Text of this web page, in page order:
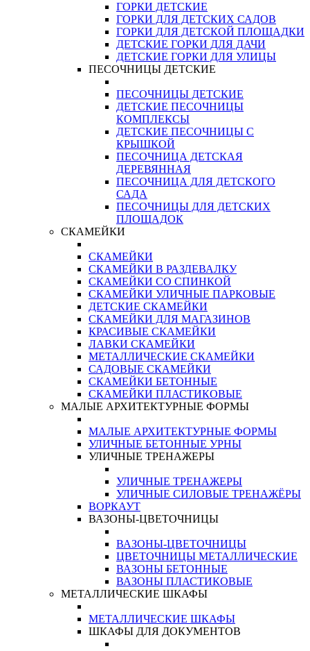
ГОРКИ ДЕТСКИЕ
ГОРКИ ДЛЯ ДЕТСКИХ САДОВ
ГОРКИ ДЛЯ ДЕТСКОЙ ПЛОЩАДКИ
ДЕТСКИЕ ГОРКИ ДЛЯ ДАЧИ
ДЕТСКИЕ ГОРКИ ДЛЯ УЛИЦЫ
ПЕСОЧНИЦЫ ДЕТСКИЕ
ПЕСОЧНИЦЫ ДЕТСКИЕ
ДЕТСКИЕ ПЕСОЧНИЦЫ
КОМПЛЕКСЫ
ДЕТСКИЕ ПЕСОЧНИЦЫ С
КРЫШКОЙ
ПЕСОЧНИЦА ДЕТСКАЯ
ДЕРЕВЯННАЯ
ПЕСОЧНИЦА ДЛЯ ДЕТСКОГО
САДА
ПЕСОЧНИЦЫ ДЛЯ ДЕТСКИХ
ПЛОЩАДОК
СКАМЕЙКИ
СКАМЕЙКИ
СКАМЕЙКИ В РАЗДЕВАЛКУ
СКАМЕЙКИ СО СПИНКОЙ
СКАМЕЙКИ УЛИЧНЫЕ ПАРКОВЫЕ
ДЕТСКИЕ СКАМЕЙКИ
СКАМЕЙКИ ДЛЯ МАГАЗИНОВ
КРАСИВЫЕ СКАМЕЙКИ
ЛАВКИ СКАМЕЙКИ
МЕТАЛЛИЧЕСКИЕ СКАМЕЙКИ
САДОВЫЕ СКАМЕЙКИ
СКАМЕЙКИ БЕТОННЫЕ
СКАМЕЙКИ ПЛАСТИКОВЫЕ
МАЛЫЕ АРХИТЕКТУРНЫЕ ФОРМЫ
МАЛЫЕ АРХИТЕКТУРНЫЕ ФОРМЫ
УЛИЧНЫЕ БЕТОННЫЕ УРНЫ
УЛИЧНЫЕ ТРЕНАЖЕРЫ
УЛИЧНЫЕ ТРЕНАЖЕРЫ
УЛИЧНЫЕ СИЛОВЫЕ ТРЕНАЖЁРЫ
ВОРКАУТ
ВАЗОНЫ-ЦВЕТОЧНИЦЫ
ВАЗОНЫ-ЦВЕТОЧНИЦЫ
ЦВЕТОЧНИЦЫ МЕТАЛЛИЧЕСКИЕ
ВАЗОНЫ БЕТОННЫЕ
ВАЗОНЫ ПЛАСТИКОВЫЕ
МЕТАЛЛИЧЕСКИЕ ШКАФЫ
МЕТАЛЛИЧЕСКИЕ ШКАФЫ
ШКАФЫ ДЛЯ ДОКУМЕНТОВ